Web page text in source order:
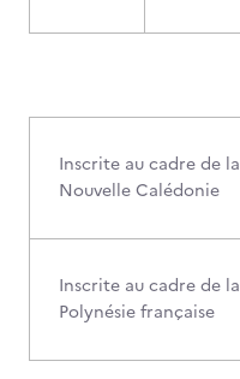
Inscrite au cadre de la
Nouvelle Calédonie
Inscrite au cadre de la
Polynésie française